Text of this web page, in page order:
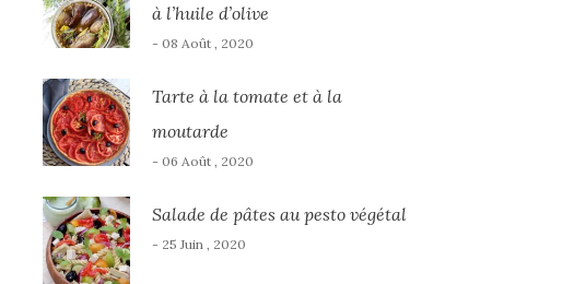
à l’huile d’olive
- 08 Août , 2020
Tarte à la tomate et à la
moutarde
- 06 Août , 2020
Salade de pâtes au pesto végétal
- 25 Juin , 2020